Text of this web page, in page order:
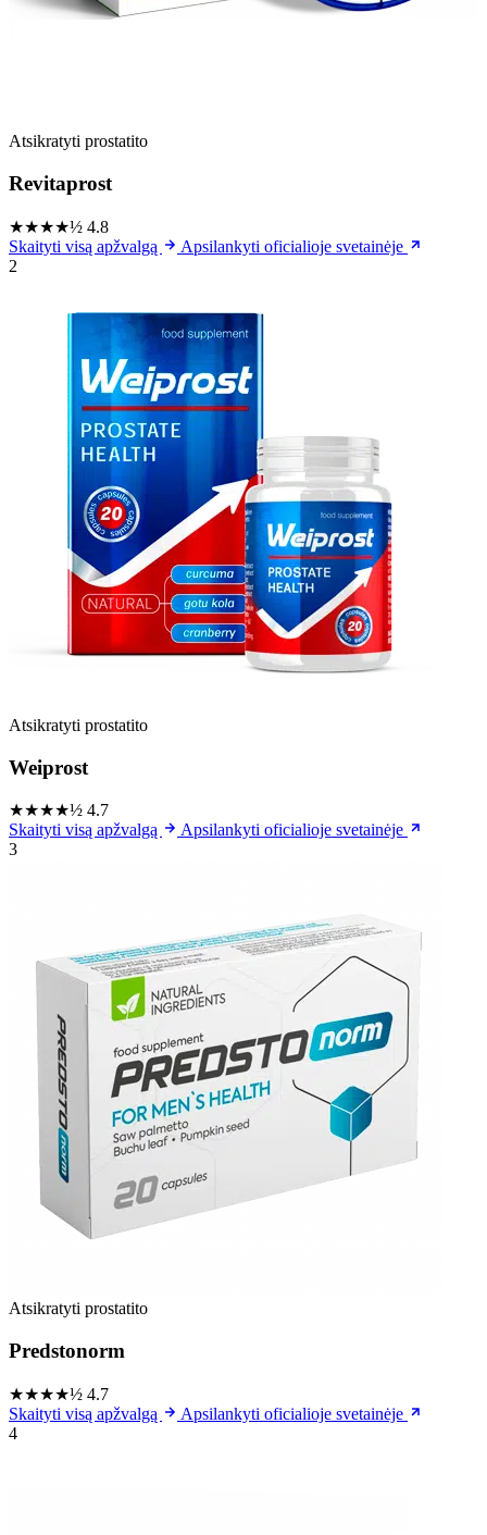
Atsikratyti prostatito
Revitaprost
★★★★½ 4.8
Skaityti visą apžvalgą
Apsilankyti oficialioje svetainėje
2
Atsikratyti prostatito
Weiprost
★★★★½ 4.7
Skaityti visą apžvalgą
Apsilankyti oficialioje svetainėje
3
Atsikratyti prostatito
Predstonorm
★★★★½ 4.7
Skaityti visą apžvalgą
Apsilankyti oficialioje svetainėje
4